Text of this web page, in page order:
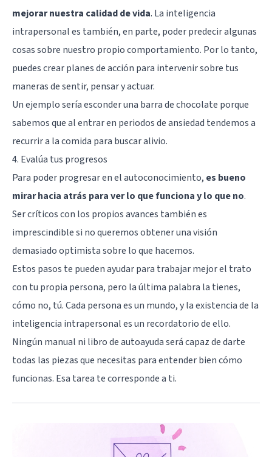
mejorar nuestra calidad de vida. La inteligencia
intrapersonal es también, en parte, poder predecir algunas
cosas sobre nuestro propio comportamiento. Por lo tanto,
puedes crear planes de acción para intervenir sobre tus
maneras de sentir, pensar y actuar.
Un ejemplo sería esconder una barra de chocolate porque
sabemos que al entrar en periodos de ansiedad tendemos a
recurrir a la comida para buscar alivio.
4. Evalúa tus progresos
Para poder progresar en el autoconocimiento, es bueno
mirar hacia atrás para ver lo que funciona y lo que no.
Ser críticos con los propios avances también es
imprescindible si no queremos obtener una visión
demasiado optimista sobre lo que hacemos.
Estos pasos te pueden ayudar para trabajar mejor el trato
con tu propia persona, pero la última palabra la tienes,
cómo no, tú. Cada persona es un mundo, y la existencia de la
inteligencia intrapersonal es un recordatorio de ello.
Ningún manual ni libro de autoayuda será capaz de darte
todas las piezas que necesitas para entender bien cómo
funcionas. Esa tarea te corresponde a ti.